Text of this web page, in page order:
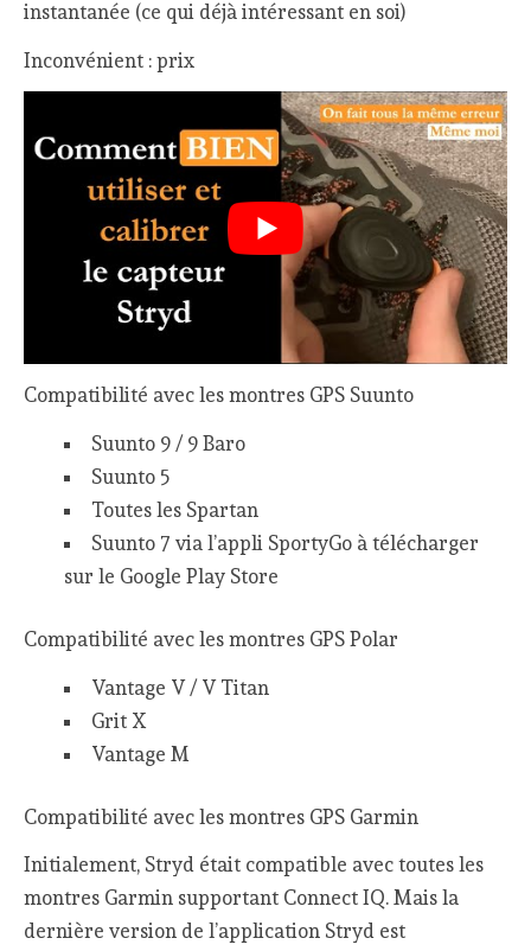
instantanée (ce qui déjà intéressant en soi)
Inconvénient : prix
Compatibilité avec les montres GPS Suunto
Suunto 9 / 9 Baro
Suunto 5
Toutes les Spartan
Suunto 7 via l’appli SportyGo à télécharger
sur le Google Play Store
Compatibilité avec les montres GPS Polar
Vantage V / V Titan
Grit X
Vantage M
Compatibilité avec les montres GPS Garmin
Initialement, Stryd était compatible avec toutes les
montres Garmin supportant Connect IQ. Mais la
dernière version de l’application Stryd est